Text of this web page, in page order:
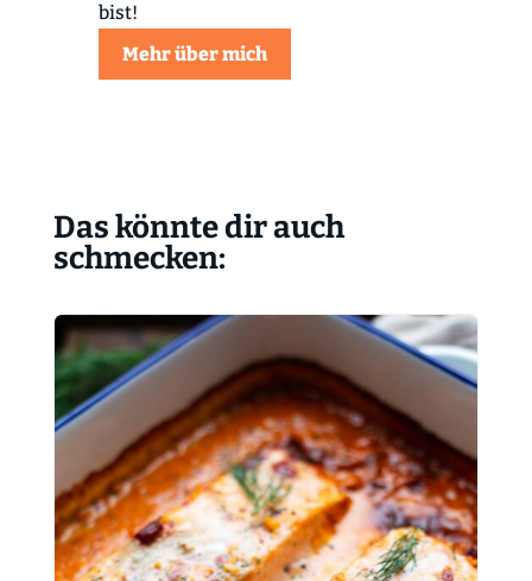
bist!
Mehr über mich
Das könnte dir auch
schmecken: